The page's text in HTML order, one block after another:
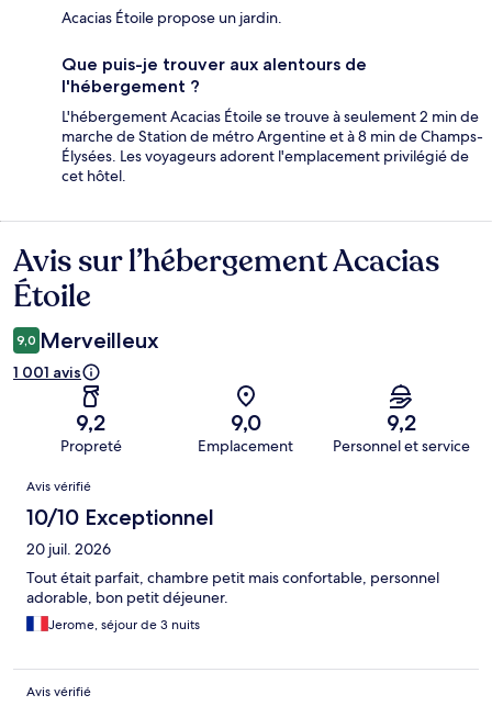
Acacias Étoile propose un jardin.
Que puis-je trouver aux alentours de
l'hébergement ?
L'hébergement Acacias Étoile se trouve à seulement 2 min de
marche de Station de métro Argentine et à 8 min de Champs-
Élysées. Les voyageurs adorent l'emplacement privilégié de
cet hôtel.
Avis
Avis sur l’hébergement Acacias
Étoile
9,0 Merveilleux
1 001 avis
9,2
Propreté
9,0
Emplacement
9,2
Personnel et service
Avis
Avis vérifié
10/10 Exceptionnel
20 juil. 2026
Tout était parfait, chambre petit mais confortable, personnel
adorable, bon petit déjeuner.
Jerome, séjour de 3 nuits
Avis vérifié